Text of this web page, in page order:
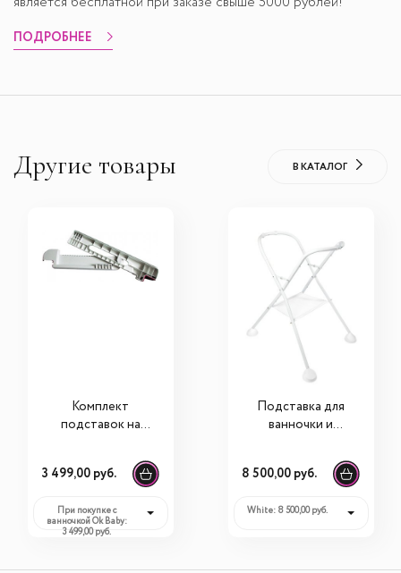
ПОДРОБНЕЕ
Другие товары В КАТАЛОГ
Комплект
подставок на
Evolution для
ванночки Onda
3 499,00 руб.
При покупке с
ванночкой Ok Baby:
3 499,00 руб.
Подставка для
ванночки и
столика Beaba
8 500,00 руб.
White: 8 500,00 руб.